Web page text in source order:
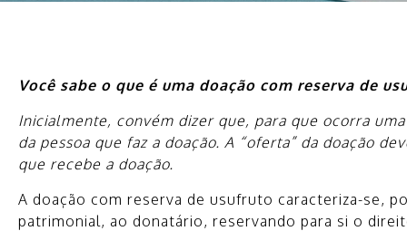
Você sabe o que é uma doação com reserva de
Inicialmente, convém dizer que, para que ocorra
da pessoa que faz a doação. A “oferta” da doação
que recebe a doação.
A doação com reserva de usufruto caracteriza-se,
patrimonial, ao donatário, reservando para si o